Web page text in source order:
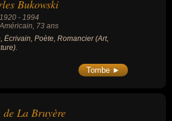
Bukowski
1920 - 1994
Américain , 73 ans
Écrivain, Poète, Romancier (Art,
Tombe ►
de La Bruyère